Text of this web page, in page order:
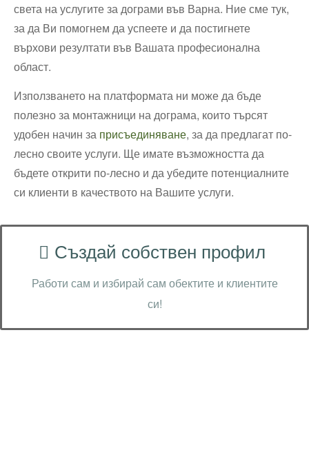
света на услугите за дограми във Варна. Ние сме тук,
за да Ви помогнем да успеете и да постигнете
върхови резултати във Вашата професионална
област.
Използването на платформата ни може да бъде
полезно за монтажници на дограма, които търсят
удобен начин за присъединяване, за да предлагат по-
лесно своите услуги. Ще имате възможността да
бъдете открити по-лесно и да убедите потенциалните
си клиенти в качеството на Вашите услуги.
Създай собствен профил
Работи сам и избирай сам обектите и клиентите
си!